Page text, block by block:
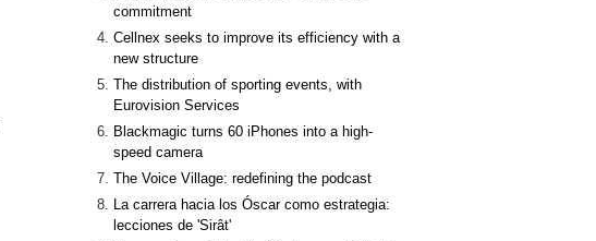
commitment
Cellnex seeks to improve its efficiency with a
new structure
The distribution of sporting events, with
Eurovision Services
Blackmagic turns 60 iPhones into a high-
speed camera
The Voice Village: redefining the podcast
La carrera hacia los Óscar como estrategia:
lecciones de 'Sirât'